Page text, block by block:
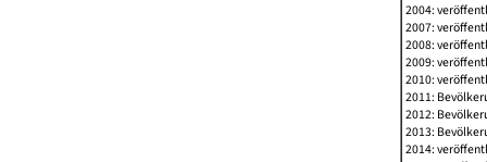
2004:
2007:
2008:
2009:
2010:
2011:
2012:
2013:
2014: